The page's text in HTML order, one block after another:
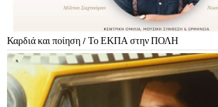
Καρδιά και ποίηση / Το ΕΚΠΑ στην ΠΟΛΗ